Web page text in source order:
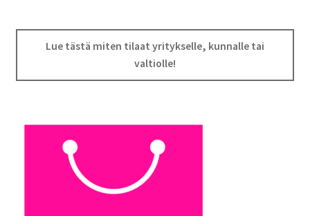
Lue tästä miten tilaat yritykselle, kunnalle tai
valtiolle!